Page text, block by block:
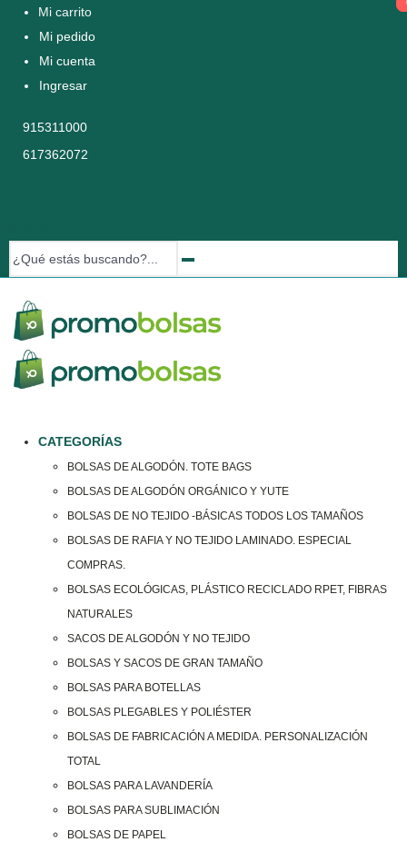
Mi carrito
Mi pedido
Mi cuenta
Ingresar
915311000
617362072
CATEGORÍAS
BOLSAS DE ALGODÓN. TOTE BAGS
BOLSAS DE ALGODÓN ORGÁNICO Y YUTE
BOLSAS DE NO TEJIDO -BÁSICAS TODOS LOS TAMAÑOS
BOLSAS DE RAFIA Y NO TEJIDO LAMINADO. ESPECIAL
COMPRAS.
BOLSAS ECOLÓGICAS, PLÁSTICO RECICLADO RPET, FIBRAS
NATURALES
SACOS DE ALGODÓN Y NO TEJIDO
BOLSAS Y SACOS DE GRAN TAMAÑO
BOLSAS PARA BOTELLAS
BOLSAS PLEGABLES Y POLIÉSTER
BOLSAS DE FABRICACIÓN A MEDIDA. PERSONALIZACIÓN
TOTAL
BOLSAS PARA LAVANDERÍA
BOLSAS PARA SUBLIMACIÓN
BOLSAS DE PAPEL